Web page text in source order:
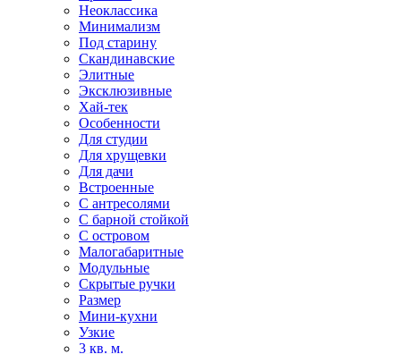
Неоклассика
Минимализм
Под старину
Скандинавские
Элитные
Эксклюзивные
Хай-тек
Особенности
Для студии
Для хрущевки
Для дачи
Встроенные
С антресолями
С барной стойкой
С островом
Малогабаритные
Модульные
Скрытые ручки
Размер
Мини-кухни
Узкие
3 кв. м.